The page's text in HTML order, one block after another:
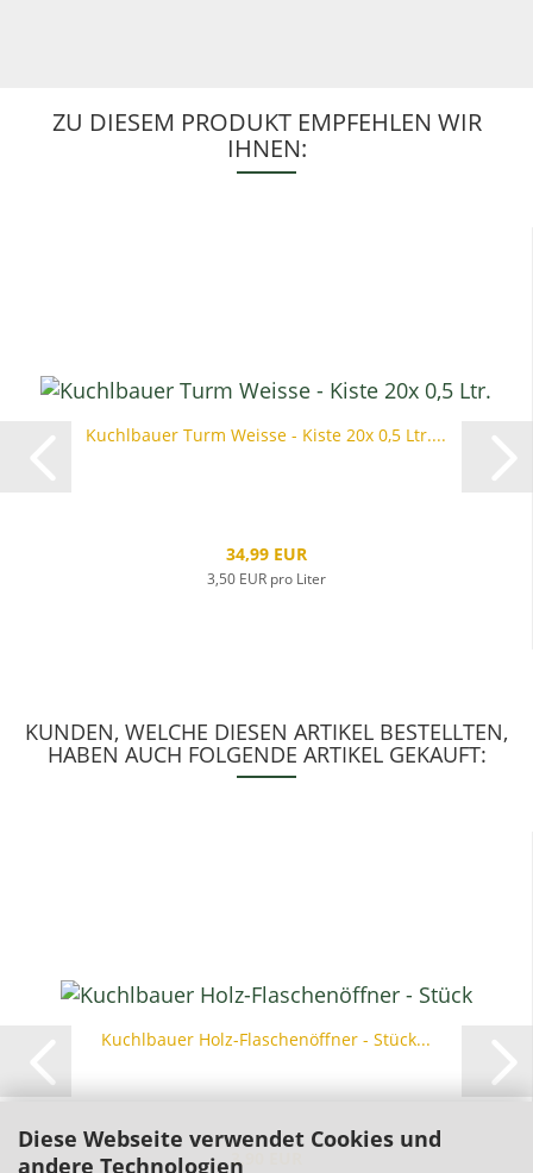
Diese Webseite verwendet Cookies und
andere Technologien
ZU DIESEM PRODUKT EMPFEHLEN WIR
IHNEN:
Kuchlbauer Turm Weisse - Kiste 20x 0,5 Ltr....
34,99 EUR
3,50 EUR pro Liter
KUNDEN, WELCHE DIESEN ARTIKEL BESTELLTEN,
HABEN AUCH FOLGENDE ARTIKEL GEKAUFT:
Kuchlbauer Holz-Flaschenöffner - Stück...
3,90 EUR